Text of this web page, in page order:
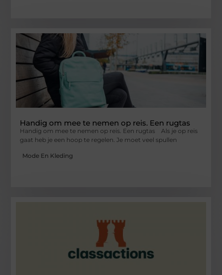
Handig om mee te nemen op reis. Een rugtas
Handig om mee te nemen op reis. Een rugtas Als je op reis
gaat heb je een hoop te regelen. Je moet veel spullen
Mode En Kleding